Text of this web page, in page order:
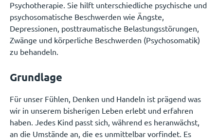
Psychotherapie. Sie hilft unterschiedliche psychische und
psychosomatische Beschwerden wie Ängste,
Depressionen, posttraumatische Belastungsstörungen,
Zwänge und körperliche Beschwerden (Psychosomatik)
zu behandeln.
Grundlage
Für unser Fühlen, Denken und Handeln ist prägend was
wir in unserem bisherigen Leben erlebt und erfahren
haben. Jedes Kind passt sich, während es heranwächst,
an die Umstände an, die es unmittelbar vorfindet. Es